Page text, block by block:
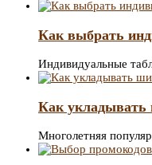
Как выбрать
Индивидуальные
Как укладывать
Многолетняя